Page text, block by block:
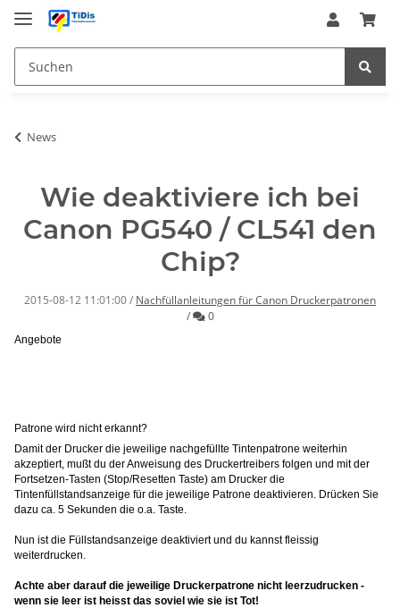
News
Wie deaktiviere ich bei
Canon PG540 / CL541 den
Chip?
2015-08-12 11:01:00/ Nachfüllanleitungen für Canon Druckerpatronen
/
Kommentare
0
Angebote
Patrone wird nicht erkannt?
Damit der Drucker die jeweilige nachgefüllte Tintenpatrone weiterhin
akzeptiert, mußt du der Anweisung des Druckertreibers folgen und mit der
Fortsetzen-Tasten (Stop/Resetten Taste) am Drucker die
Tintenfüllstandsanzeige für die jeweilige Patrone deaktivieren. Drücken Sie
dazu ca. 5 Sekunden die o.a. Taste.
Nun ist die Füllstandsanzeige deaktiviert und du kannst fleissig
weiterdrucken.
Achte aber darauf die jeweilige Druckerpatrone nicht leerzudrucken -
wenn sie leer ist heisst das soviel wie sie ist Tot!